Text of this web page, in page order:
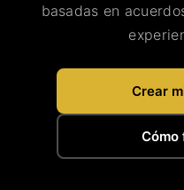
basadas en
Crear